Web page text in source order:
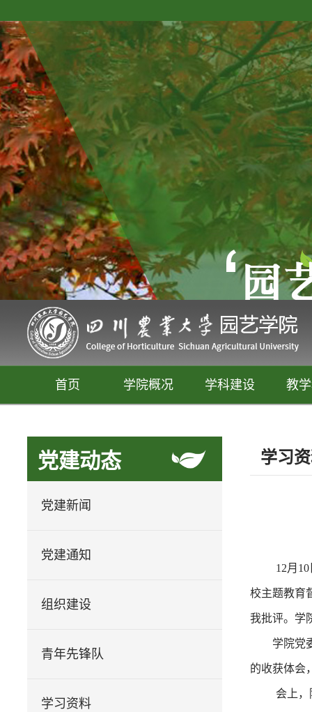
释放你的生活创意
首页 学院概况 学科建设 教
党建动态
党建新闻
党建通知
组织建设
青年先锋队
学习资料
学习
12月
校主题教育
我批评。学
学院党
的收获体会
会上